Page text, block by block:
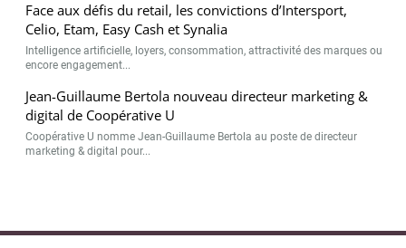
Face aux défis du retail, les convictions d’Intersport,
Celio, Etam, Easy Cash et Synalia
Intelligence artificielle, loyers, consommation, attractivité des marques ou
encore engagement...
Jean-Guillaume Bertola nouveau directeur marketing &
digital de Coopérative U
Coopérative U nomme Jean-Guillaume Bertola au poste de directeur
marketing & digital pour...